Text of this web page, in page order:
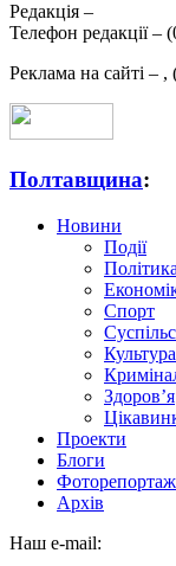
Редакція –
Телефон редакції –
Реклама на сайті – ,
Полтавщина:
Новини
Події
Спорт
Культура
Здоров’я
Проекти
Блоги
Архів
Наш e-mail: